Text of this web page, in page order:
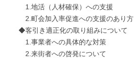
1.地活（人材確保）への支援
2.町会加入率促進への支援のあり方
◆客引き適正化の取り組みについて
1.事業者への具体的な対策
2.来街者への啓発について